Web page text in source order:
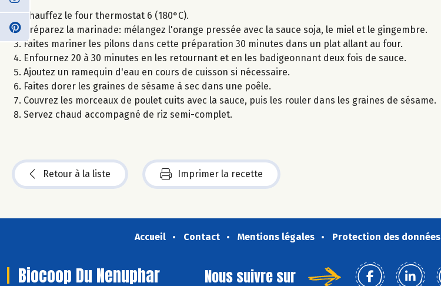
Chauffez le four thermostat 6 (180°C).
Préparez la marinade: mélangez l'orange pressée avec la sauce soja, le miel et le gingembre.
Faites mariner les pilons dans cette préparation 30 minutes dans un plat allant au four.
Enfournez 20 à 30 minutes en les retournant et en les badigeonnant deux fois de sauce.
Ajoutez un ramequin d'eau en cours de cuisson si nécessaire.
Faites dorer les graines de sésame à sec dans une poêle.
Couvrez les morceaux de poulet cuits avec la sauce, puis les rouler dans les graines de sésame.
Servez chaud accompagné de riz semi-complet.
Retour à la liste Imprimer la recette
Accueil Contact Mentions légales Protection des données
Biocoop Du Nenuphar Nous suivre sur